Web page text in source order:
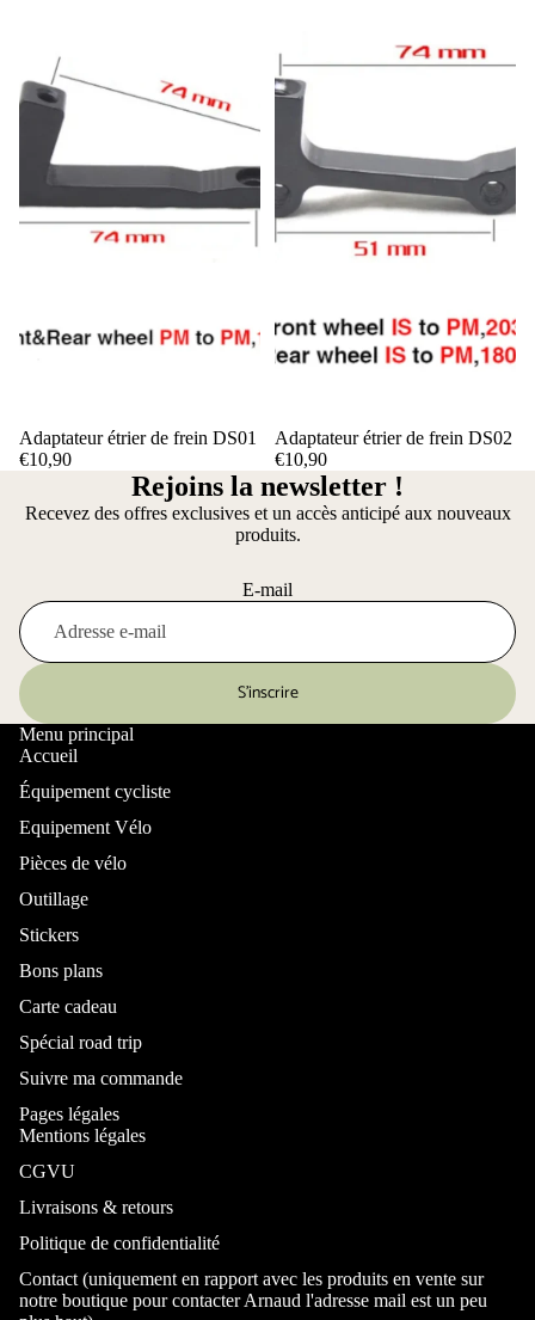
Adaptateur étrier de frein DS01
€10,90
Adaptateur étrier de frein DS02
€10,90
Rejoins la newsletter !
Recevez des offres exclusives et un accès anticipé aux nouveaux
produits.
E-mail
S’inscrire
Menu principal
Accueil
Équipement cycliste
Equipement Vélo
Pièces de vélo
Outillage
Stickers
Bons plans
Carte cadeau
Spécial road trip
Suivre ma commande
Pages légales
Mentions légales
CGVU
Livraisons & retours
Politique de confidentialité
Contact (uniquement en rapport avec les produits en vente sur
notre boutique pour contacter Arnaud l'adresse mail est un peu